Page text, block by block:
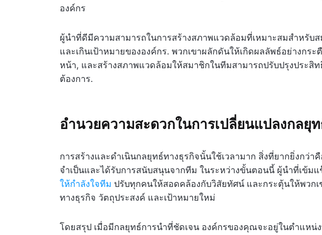
องค์กร
ผู้นำที่ดีมีความสามารถในการสร้างสภาพแวดล้อมที่เหมาะสมสำหรับ
และเกินเป้าหมายขององค์กร. พวกเขาผลักดันให้เกิดผลลัพธ์อย่างกร
หน้า, และสร้างสภาพแวดล้อมให้สมาชิกในทีมสามารถปรับปรุงประสิ
ต้องการ.
อำนวยความสะดวกในการเปลี่ยนแปลงกลยุ
การสร้างและดำเนินกลยุทธ์ทางธุรกิจนั้นใช้เวลามาก สิ่งที่ยากยิ่งกว่า
จำเป็นและได้รับการสนับสนุนจากทีม ในระหว่างขั้นตอนนี้ ผู้นำที่เข้ม
ให้กำลังใจทีม ปรับทุกคนให้สอดคล้องกับวิสัยทัศน์ และกระตุ้นให้พวกเ
ทางธุรกิจ วัตถุประสงค์ และเป้าหมายใหม่
โดยสรุป เมื่อมีกลยุทธ์การนำที่ชัดเจน องค์กรของคุณจะอยู่ในตำแหน่